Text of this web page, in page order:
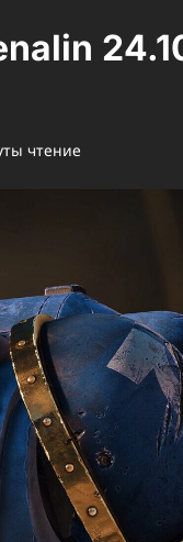
чтение